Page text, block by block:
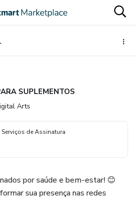
SUPLEMENTOS
Arts
de Assinatura
por saúde e bem-estar! 😊
sua presença nas redes